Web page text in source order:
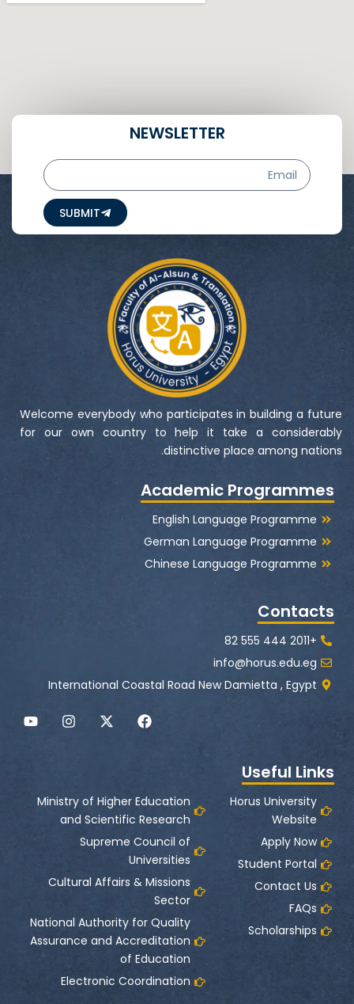
NEWSLETTER
Email
SUBMIT
Welcome everybody who participates in building a future
for our own country to help it take a considerably
distinctive place among nations.
Academic Programmes
English Language Programme
German Language Programme
Chinese Language Programme
Contacts
+2011 444 555 82
info@horus.edu.eg
International Coastal Road New Damietta , Egypt
F
a
o
k
X
-
t
e
r
I
n
r
a
m
Y
o
Useful Links
Horus University
Website
Apply Now
Student Portal
Contact Us
FAQs
Scholarships
Ministry of Higher Education
and Scientific Research
Supreme Council of
Universities
Cultural Affairs & Missions
Sector
National Authority for Quality
Assurance and Accreditation
of Education
Electronic Coordination